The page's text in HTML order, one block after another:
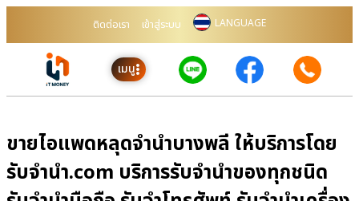
ติดต่อเรา เข้าสู่ระบบ LANGUAGE
เมนู
ขายไอแพดหลุดจำนำบางพลี ให้บริการโดย
รับจํานํา.com บริการรับจำนำของทุกชนิด